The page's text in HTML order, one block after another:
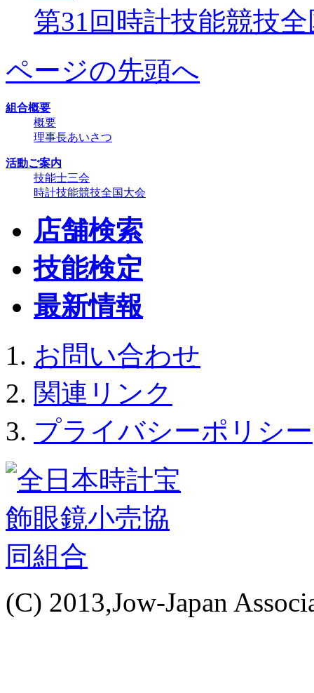
第31回時計技能競技
ページの先頭へ
組合概要
概要
理事長あいさつ
活動ご案内
技能士三会
時計技能競技全国大会
店舗検索
技能検定
最新情報
お問い合わせ
関連リンク
プライバシーポリシー
(C) 2013,Jow-Japan